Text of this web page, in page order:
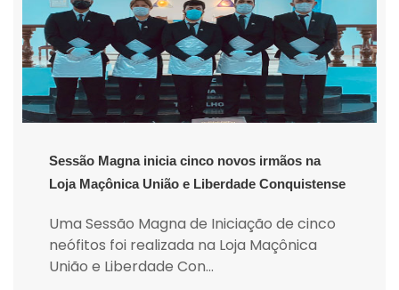
Sessão Magna inicia cinco novos irmãos na
Loja Maçônica União e Liberdade Conquistense
Uma Sessão Magna de Iniciação de cinco
neófitos foi realizada na Loja Maçônica
União e Liberdade Con...